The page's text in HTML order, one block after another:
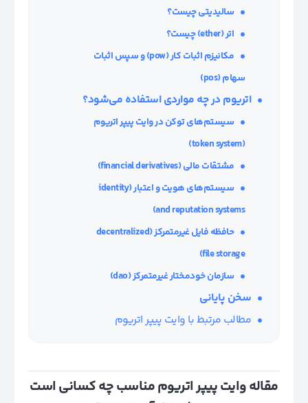
سالیدیتی چیست؟
اتر(ether)
چیست؟
مکانیزم اثبات کار
(pow) و سپس اثبات
سهام (pos)
اتریوم در چه مواردی استفاده می‌شود؟
سیستم‌های توکن در وایت پیپر اتریوم
(token system)
مشتقات مالی(financial derivatives)
سیستم‌های هویت و اعتبار (identity
and reputation systems)
حافظه فایل غیرمتمرکز (decentralized
file storage)
سازمان خودمختار غیرمتمرکز(dao)
سخن پایانی
مطالب مرتبط با وایت پیپر اتریوم
مقاله وایت پیپر اتریوم مناسب چه کسانی است